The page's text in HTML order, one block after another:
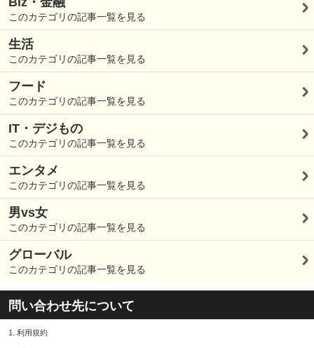
このカテゴリの記事一覧を見る
生活
このカテゴリの記事一覧を見る
フード
このカテゴリの記事一覧を見る
IT・デジもの
このカテゴリの記事一覧を見る
エンタメ
このカテゴリの記事一覧を見る
男vs女
このカテゴリの記事一覧を見る
グローバル
このカテゴリの記事一覧を見る
問い合わせ先について
1. 利用規約